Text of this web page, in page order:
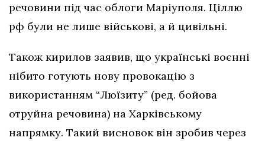
речовини під час облоги Маріуполя. Ціллю
рф були не лише військові, а й цивільні.
Також кирилов заявив, що українські воєнні
нібито готують нову провокацію з
використанням “Люїзиту” (ред. бойова
отруйна речовина) на Харківському
напрямку. Такий висновок він зробив через